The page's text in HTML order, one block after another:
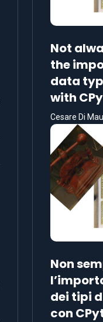
Not
the
data
with
Cesare Di
Non
dei tipi
con